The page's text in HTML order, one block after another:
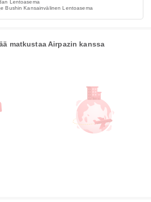
Lentoasema
Bushin Kansainvälinen Lentoasema
matkustaa Airpazin kanssa